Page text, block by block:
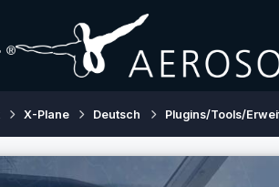
X-Plane Deutsch Plugins/Tools/